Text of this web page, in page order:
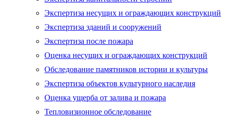
Экспертиза несущих и ограждающих конструкций
Экспертиза зданий и сооружений
Экспертиза после пожара
Оценка несущих и ограждающих конструкций
Обследование памятников истории и культуры
Экспертиза объектов культурного наследия
Оценка ущерба от залива и пожара
Тепловизионное обследование